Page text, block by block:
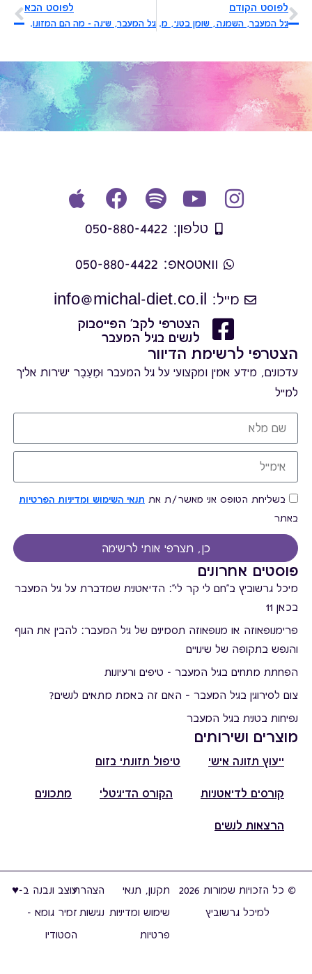
לפוסט הקודם
גיל המעבר, השמנה, שומן בטני, משקל, אחוזי שומן וכל מה שחשוב שתדעי
לפוסט הבא
גיל המעבר, שינה - מה הם המזונות שיכולים לעזור לך לישון טוב יותר
טלפון: 050-880-4422
וואטסאפ: 050-880-4422
מייל: info@michal-diet.co.il
הצטרפי לקב' הפייסבוק
לנשים בגיל המעבר
פוסטים אחרונים
מיכל גרשוביץ ב"חם לי קר לי": הדיאטנית שמדברת על גיל המעבר
בכאן 11
פרימנופאוזה או מנופאוזה תסמינים של גיל המעבר: להבין את הגוף
והנפש בתקופה של שינויים
הפחתת מתחים בגיל המעבר - טיפים ורעיונות
צום לסירוגין בגיל המעבר – האם זה באמת מתאים לנשים?
נפיחות בטנית בגיל המעבר
מוצרים ושירותים
ייעוץ תזונה אישי טיפול תזונתי בזום
קורסים לדיאטניות הקורס הדיגיטלי מתכונים
הרצאות לנשים
הצטרפי לרשימת הדיוור
עדכונים, מידע אמין ומקצועי על גיל המעבר וּמֵעֵבֶר ישירות אליך
למייל
בשליחת הטופס אני מאשר/ת את תנאי השימוש ומדיניות הפרטיות
באתר
כן, תצרפי אותי לרשימה
© כל הזכויות שמורות 2026
למיכל גרשוביץ
תקנון, תנאי
שימוש ומדיניות
פרטיות
הצהרת
נגישות
עוצב ונבנה ב-♥︎
זמיר גומא -
הסטודיו